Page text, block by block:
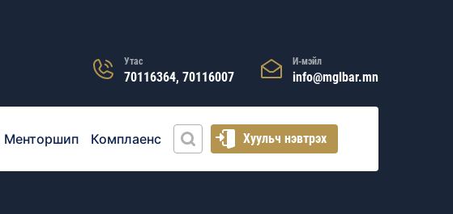
Утас
70116364, 70116007
И-мэйл
info@mglbar.mn
Менторшип Комплаенс Хуульч нэвтрэх